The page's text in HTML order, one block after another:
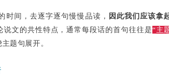
时间，去逐字逐句慢慢品读，
因此我们应该拿
说文的共性特点，通常每段话的首句往往是“主
题句展开。